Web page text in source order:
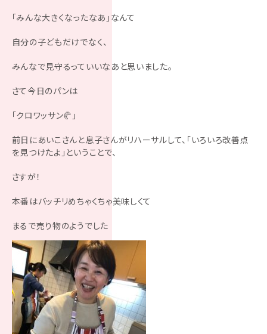
「みんな大きくなったなあ」なんて
自分の子どもだけでなく、
みんなで見守るっていいなあと思いました。
さて今日のパンは
「クロワッサン🥐」
前日にあいこさんと息子さんがリハーサルして、「いろいろ改善点
を見つけたよ」ということで、
さすが！
本番はバッチリめちゃくちゃ美味しくて
まるで売り物のようでした